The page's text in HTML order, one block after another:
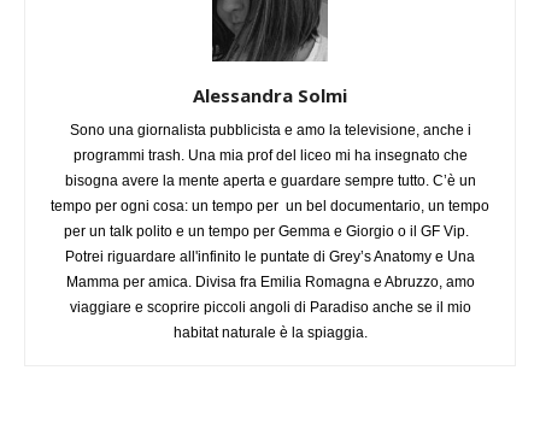
Alessandra Solmi
Sono una giornalista pubblicista e amo la televisione, anche i
programmi trash. Una mia prof del liceo mi ha insegnato che
bisogna avere la mente aperta e guardare sempre tutto. C’è un
tempo per ogni cosa: un tempo per un bel documentario, un tempo
per un talk polito e un tempo per Gemma e Giorgio o il GF Vip.
Potrei riguardare all'infinito le puntate di Grey’s Anatomy e Una
Mamma per amica. Divisa fra Emilia Romagna e Abruzzo, amo
viaggiare e scoprire piccoli angoli di Paradiso anche se il mio
habitat naturale è la spiaggia.